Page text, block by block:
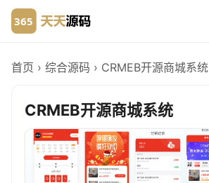
首页 › 综合源码 › CRMEB开源商城系统
CRMEB开源商城系统